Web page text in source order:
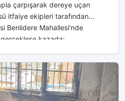
çarpışarak dereye uçan
itfaiye ekipleri tarafından
Benlidere Mahallesi’nde
kazada;...